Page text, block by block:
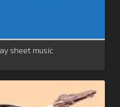
sheet music